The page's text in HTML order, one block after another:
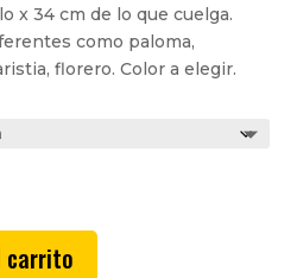
x 34 cm de lo que cuelga.
como paloma,
florero. Color a elegir.
carrito